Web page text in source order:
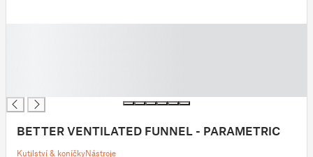
BETTER VENTILATED FUNNEL - PARAMETRIC
Kutilství & koníčkyNástroje